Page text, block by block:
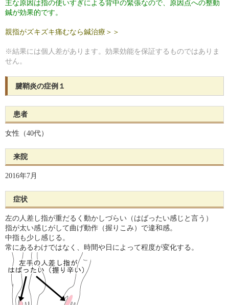
主な原因は指の使いすぎによる背中の緊張なので、原因点への整動
鍼が効果的です。
親指がズキズキ痛むなら鍼治療＞＞
※結果には個人差があります。効果効能を保証するものではありま
せん。
腱鞘炎の症例１
患者
女性（40代）
来院
2016年7月
症状
左の人差し指が重だるく動かしづらい（はばったい感じと言う）
指が太い感じがして曲げ動作（握りこみ）で違和感。
中指も少し感じる。
常にあるわけではなく、時間や日によって程度が変化する。